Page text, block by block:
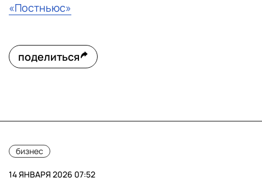
«Постньюс»
поделиться
бизнес
14 ЯНВАРЯ 2026 07:52